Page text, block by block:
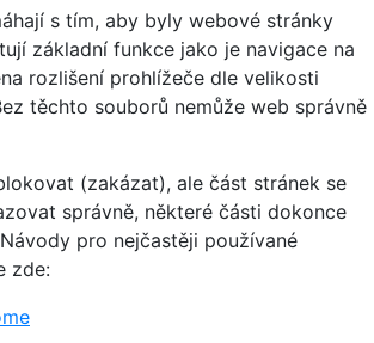
s tím, aby byly webové stránky
základní funkce jako je navigace na
rozlišení prohlížeče dle velikosti
těchto souborů nemůže web správně
(zakázat), ale část stránek se
správně, některé části dokonce
pro nejčastěji používané
zde: